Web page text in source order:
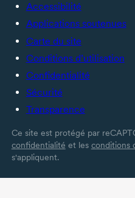
Accessibilité
Applications soutenues
Carte du site
Conditions d’utilisation
Confidentialité
Sécurité
Transparence
Ce site est protégé par
confidentialité et les conditions
s'appliquent.